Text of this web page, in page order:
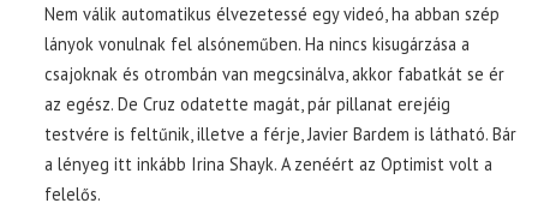
Nem válik automatikus élvezetessé egy videó, ha abban szép
lányok vonulnak fel alsóneműben. Ha nincs kisugárzása a
csajoknak és otrombán van megcsinálva, akkor fabatkát se ér
az egész. De Cruz odatette magát, pár pillanat erejéig
testvére is feltűnik, illetve a férje, Javier Bardem is látható. Bár
a lényeg itt inkább Irina Shayk. A zenéért az Optimist volt a
felelős.